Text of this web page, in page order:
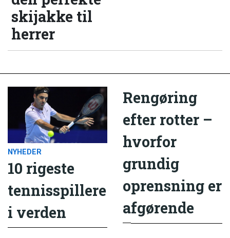
skijakke til
herrer
NYHEDER
10 rigeste
tennisspillere
i verden
Rengøring
efter rotter –
hvorfor
grundig
oprensning er
afgørende